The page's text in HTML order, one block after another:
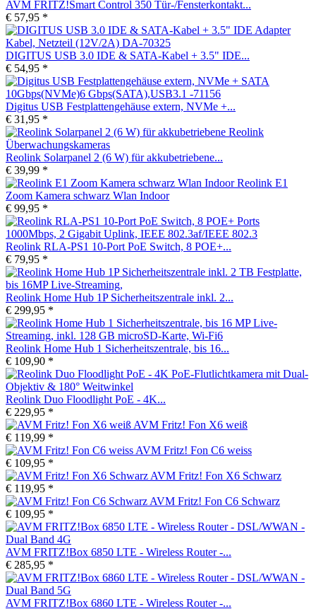
AVM FRITZ!Smart Control 350 Tür-/Fensterkontakt...
€ 57,95 *
DIGITUS USB 3.0 IDE & SATA-Kabel + 3.5" IDE...
€ 54,95 *
Digitus USB Festplattengehäuse extern, NVMe +...
€ 31,95 *
Reolink Solarpanel 2 (6 W) für akkubetriebene...
€ 39,99 *
Reolink E1
Zoom Kamera schwarz Wlan Indoor
€ 99,95 *
Reolink RLA-PS1 10-Port PoE Switch, 8 POE+...
€ 79,95 *
Reolink Home Hub 1P Sicherheitszentrale inkl. 2...
€ 299,95 *
Reolink Home Hub 1 Sicherheitszentrale, bis 16...
€ 109,90 *
Reolink Duo Floodlight PoE - 4K...
€ 229,95 *
AVM Fritz! Fon X6 weiß
€ 119,99 *
AVM Fritz! Fon C6 weiss
€ 109,95 *
AVM Fritz! Fon X6 Schwarz
€ 119,95 *
AVM Fritz! Fon C6 Schwarz
€ 109,95 *
AVM FRITZ!Box 6850 LTE - Wireless Router -...
€ 285,95 *
AVM FRITZ!Box 6860 LTE - Wireless Router -...